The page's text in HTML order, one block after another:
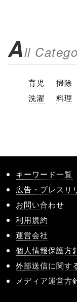
All
育児 掃除
洗濯
料理
キーワード一覧
広告・プレスリ
お問い合わせ
利用規約
運営会社
個人情報保護方
外部送信に関す
メディア運営方